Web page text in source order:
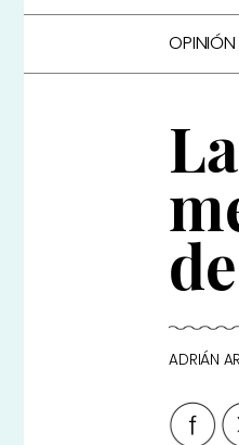
OPINIÓN
ADRIÁN